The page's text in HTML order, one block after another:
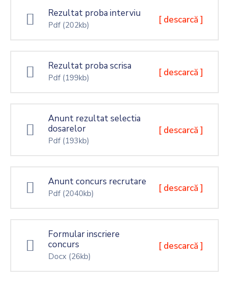
Rezultat proba interviu
Pdf (202kb) [ descarcă ]
Rezultat proba scrisa
Pdf (199kb) [ descarcă ]
Anunt rezultat selectia
dosarelor
Pdf (193kb)
[ descarcă ]
Anunt concurs recrutare
Pdf (2040kb) [ descarcă ]
Formular inscriere
concurs
Docx (26kb)
[ descarcă ]